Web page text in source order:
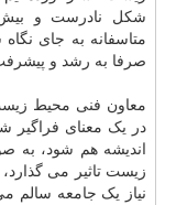
شکل نادرست و بیش
متاسفانه به جای
صرفا به رشد و پیشرفت
معاون فنی محیط
در یک معنای فراگیر
اندیشه هم شود، به
زیست تاثیر می
نیاز یک جامعه سالم